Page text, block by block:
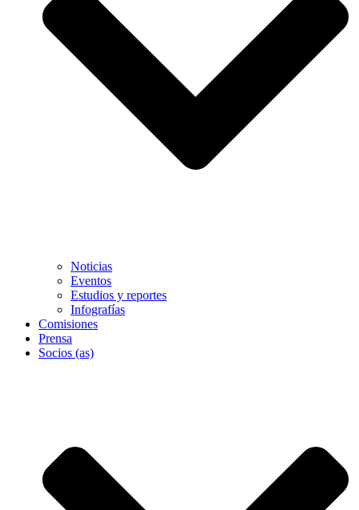
Noticias
Eventos
Estudios y reportes
Infografías
Comisiones
Prensa
Socios (as)